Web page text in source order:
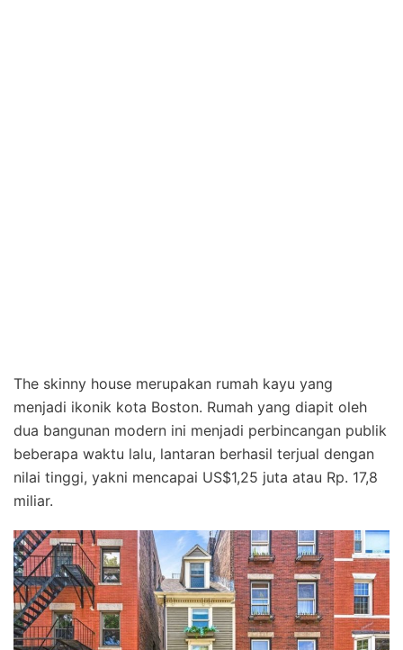
The skinny house merupakan rumah kayu yang
menjadi ikonik kota Boston. Rumah yang diapit oleh
dua bangunan modern ini menjadi perbincangan publik
beberapa waktu lalu, lantaran berhasil terjual dengan
nilai tinggi, yakni mencapai US$1,25 juta atau Rp. 17,8
miliar.